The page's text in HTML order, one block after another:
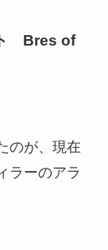
ト Bres of
が、 現在
ラーのアラ